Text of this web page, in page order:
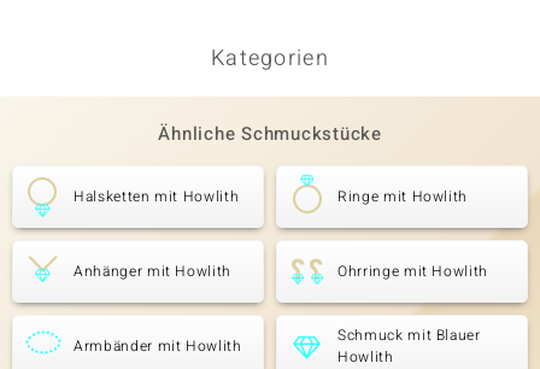
Kategorien
Ähnliche Schmuckstücke
Halsketten mit Howlith Ringe mit Howlith
Anhänger mit Howlith Ohrringe mit Howlith
Armbänder mit Howlith
Schmuck mit Blauer
Howlith